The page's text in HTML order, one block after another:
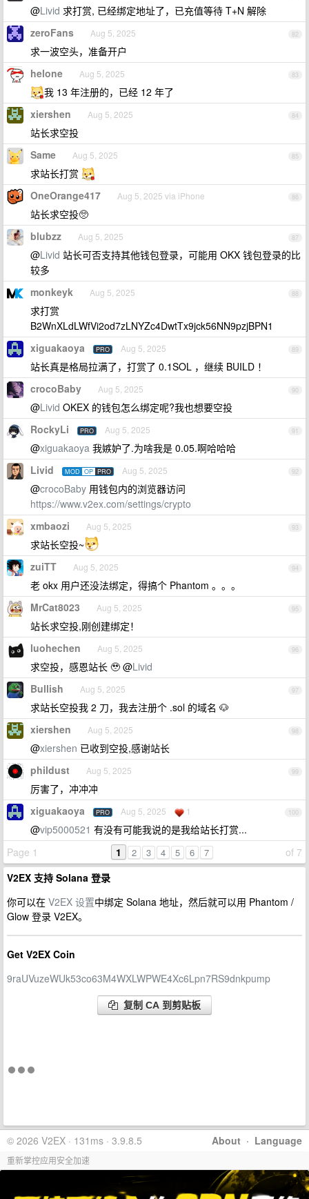
@Livid 求打赏, 已经绑定地址了，已充值等待 T+N 解除
82
zeroFans Aug 5, 2025
求一波空头，准备开户
83
helone Aug 5, 2025
我 13 年注册的，已经 12 年了
84
xiershen Aug 5, 2025
站长求空投
85
Same Aug 5, 2025
求站长打赏
86
OneOrange417 Aug 5, 2025 via iPhone
站长求空投🥺
87
blubzz Aug 5, 2025
@Livid 站长可否支持其他钱包登录，可能用 OKX 钱包登录的比
较多
88
monkeyk Aug 5, 2025
求打赏
B2WnXLdLWfVi2od7zLNYZc4DwtTx9jck56NN9pzjBPN1
89
xiguakaoya PRO Aug 5, 2025
站长真是格局拉满了，打赏了 0.1SOL ，继续 BUILD ！
90
crocoBaby Aug 5, 2025
@Livid OKEX 的钱包怎么绑定呢?我也想要空投
91
RockyLi PRO Aug 5, 2025
@xiguakaoya 我嫉妒了.为啥我是 0.05.啊哈哈哈
92
Livid MOD OP PRO Aug 5, 2025
@crocoBaby 用钱包内的浏览器访问
https://www.v2ex.com/settings/crypto
93
xmbaozi Aug 5, 2025
求站长空投~
94
zuiTT Aug 5, 2025
老 okx 用户还没法绑定，得搞个 Phantom 。。。
95
MrCat8023 Aug 5, 2025
站长求空投,刚创建绑定！
96
luohechen Aug 5, 2025
求空投，感恩站长 🥹 @Livid
97
Bullish Aug 5, 2025
求站长空投我 2 刀，我去注册个 .sol 的域名 🐶
98
xiershen Aug 5, 2025
@xiershen 已收到空投,感谢站长
99
phildust Aug 5, 2025
厉害了，冲冲冲
100
xiguakaoya PRO Aug 5, 2025 1
@vip5000521 有没有可能我说的是我给站长打赏...
Page 1
of 7
1 2 3 4 5 6 7
V2EX 支持 Solana 登录
你可以在 V2EX 设置中绑定 Solana 地址，然后就可以用 Phantom /
Glow 登录 V2EX。
Get V2EX Coin
9raUVuzeWUk53co63M4WXLWPWE4Xc6Lpn7RS9dnkpump
复制 CA 到剪贴板
About · Language
© 2026 V2EX · 131ms · 3.9.8.5
重新掌控应用安全加速